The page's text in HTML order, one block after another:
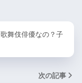
舞伎俳優なの？子
次の記事